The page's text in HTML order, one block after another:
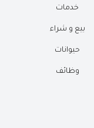
خدمات
بيع و شراء
حيوانات
وظائف